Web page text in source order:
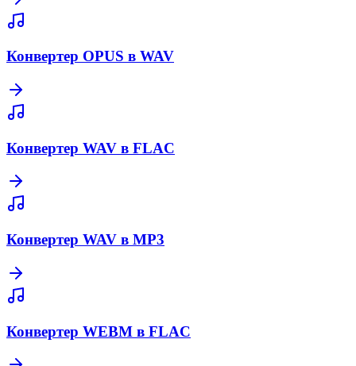
Конвертер OPUS в WAV
Конвертер WAV в FLAC
Конвертер WAV в MP3
Конвертер WEBM в FLAC